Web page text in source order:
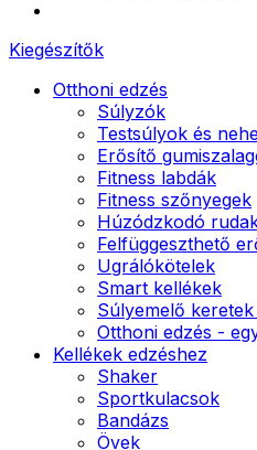
Kiegészítők
Otthoni edzés
Súlyzók
Testsúlyok és
Erősítő
Fitness labdák
Fitness szőnyegek
Húzódzkodó
Felfüggeszthető
Ugrálókötelek
Smart kellékek
Súlyemelő
Otthoni edzés -
Kellékek edzéshez
Shaker
Sportkulacsok
Bandázs
Övek